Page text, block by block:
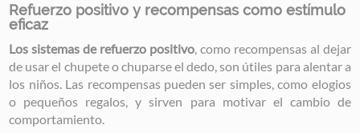
Refuerzo positivo y recompensas como estímulo
eficaz
Los sistemas de refuerzo positivo , como recompensas al dejar
de usar el chupete o chuparse el dedo, son útiles para alentar a
los niños. Las recompensas pueden ser simples, como elogios
o pequeños regalos, y sirven para motivar el cambio de
comportamiento.